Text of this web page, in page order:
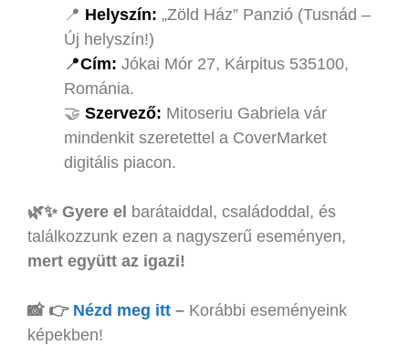
📍 Helyszín: „Zöld Ház” Panzió (Tusnád –
Új helyszín!)
📍Cím: Jókai Mór 27, Kárpitus 535100,
Románia.
🤝 Szervező: Mitoseriu Gabriela vár
mindenkit szeretettel a CoverMarket
digitális piacon.
🌿✨ Gyere el barátaiddal, családoddal, és
találkozzunk ezen a nagyszerű eseményen,
mert együtt az igazi!
📸 👉 Nézd meg itt – Korábbi eseményeink
képekben!